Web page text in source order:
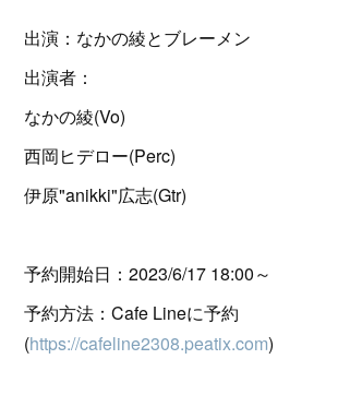
出演：なかの綾とブレーメン
出演者：
なかの綾(Vo)
西岡ヒデロー(Perc)
伊原"anikki"広志(Gtr)
予約開始日：2023/6/17 18:00～
予約方法：Cafe Lineに予約
(https://cafeline2308.peatix.com)